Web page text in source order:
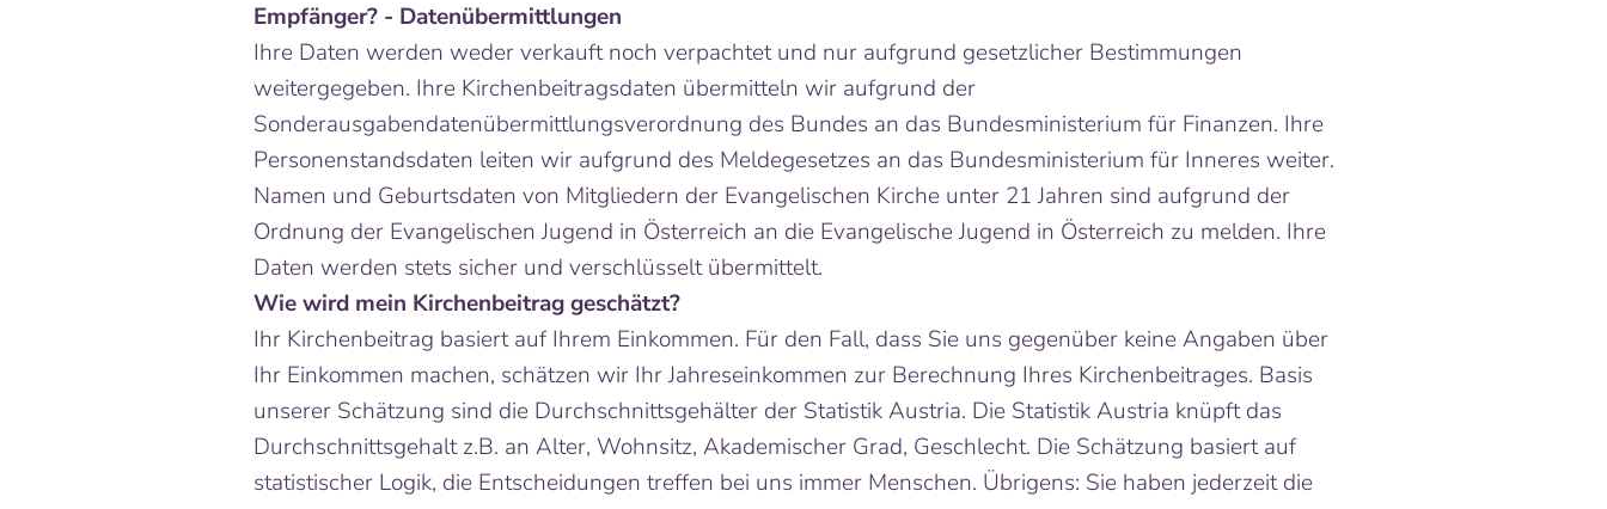
Empfänger? - Datenübermittlungen
Ihre Daten werden weder verkauft noch verpachtet und nur aufgrund gesetzlicher Bestimmungen
weitergegeben. Ihre Kirchenbeitragsdaten übermitteln wir aufgrund der
Sonderausgabendatenübermittlungsverordnung des Bundes an das Bundesministerium für Finanzen. Ihre
Personenstandsdaten leiten wir aufgrund des Meldegesetzes an das Bundesministerium für Inneres weiter.
Namen und Geburtsdaten von Mitgliedern der Evangelischen Kirche unter 21 Jahren sind aufgrund der
Ordnung der Evangelischen Jugend in Österreich an die Evangelische Jugend in Österreich zu melden. Ihre
Daten werden stets sicher und verschlüsselt übermittelt.
Wie wird mein Kirchenbeitrag geschätzt?
Ihr Kirchenbeitrag basiert auf Ihrem Einkommen. Für den Fall, dass Sie uns gegenüber keine Angaben über
Ihr Einkommen machen, schätzen wir Ihr Jahreseinkommen zur Berechnung Ihres Kirchenbeitrages. Basis
unserer Schätzung sind die Durchschnittsgehälter der Statistik Austria. Die Statistik Austria knüpft das
Durchschnittsgehalt z.B. an Alter, Wohnsitz, Akademischer Grad, Geschlecht. Die Schätzung basiert auf
statistischer Logik, die Entscheidungen treffen bei uns immer Menschen. Übrigens: Sie haben jederzeit die